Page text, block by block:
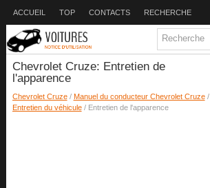
ACCUEIL TOP CONTACTS RECHERCHE
Chevrolet Cruze: Entretien de
l'apparence
Chevrolet Cruze/ Manuel du conducteur Chevrolet Cruze/
Entretien du véhicule/ Entretien de l'apparence